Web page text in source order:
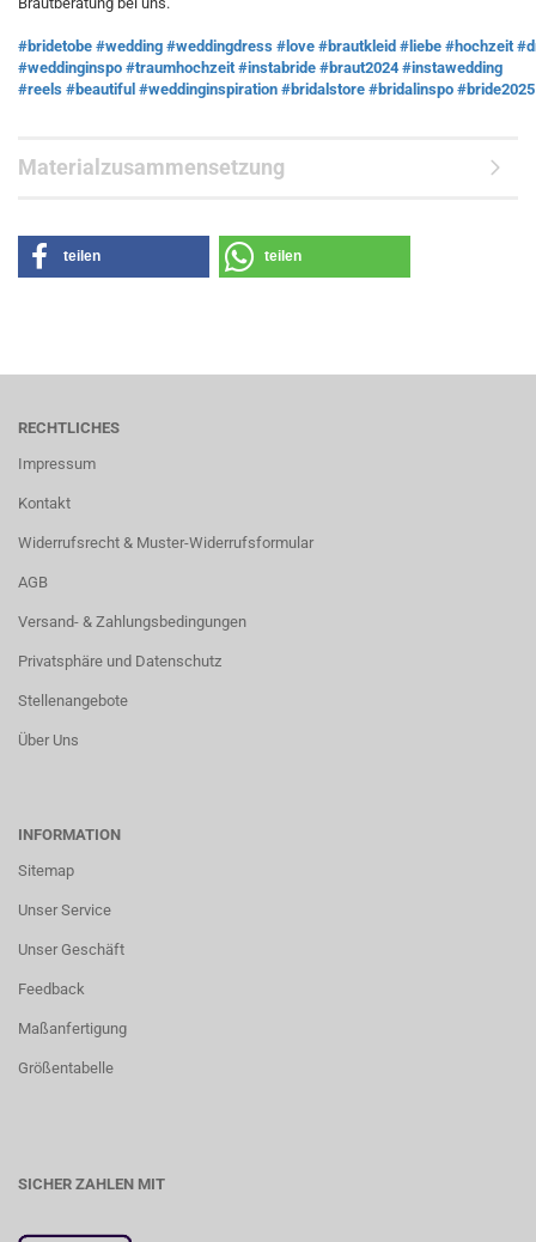
#bridetobe #wedding #weddingdress #love #brautkleid #liebe #hochzeit
#weddinginspo #traumhochzeit #instabride #braut2024 #instawedding
#reels #beautiful #weddinginspiration #bridalstore #bridalinspo #bride2025
Materialzusammensetzung
teilen teilen
RECHTLICHES
Impressum
Kontakt
Widerrufsrecht & Muster-Widerrufsformular
AGB
Versand- & Zahlungsbedingungen
Privatsphäre und Datenschutz
Stellenangebote
Über Uns
INFORMATION
Sitemap
Unser Service
Unser Geschäft
Feedback
Maßanfertigung
Größentabelle
SICHER ZAHLEN MIT